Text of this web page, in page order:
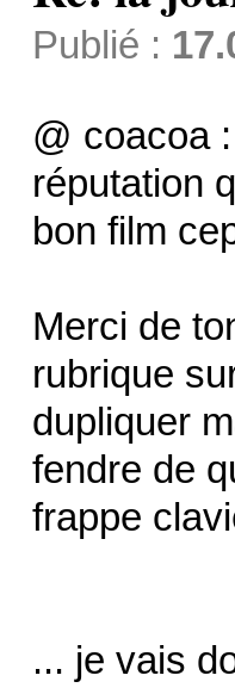
Publié :
@ coacoa
réputation
bon film
Merci de
rubrique
dupliquer
fendre de
frappe
... je vais